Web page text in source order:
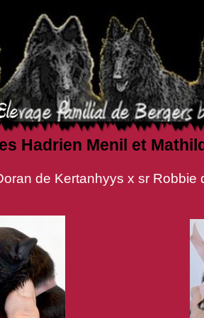
Hadrien Menil et
x sr Robbie de la